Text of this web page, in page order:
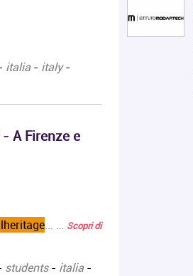
italia- italy-
A Firenze e
... … Scopri di
students- italia-
in
Design,